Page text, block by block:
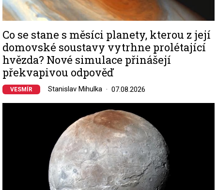
Co se stane s měsíci planety, kterou z její
domovské soustavy vytrhne prolétající
hvězda? Nové simulace přinášejí
překvapivou odpověď
VESMÍR Stanislav Mihulka 07.08.2026